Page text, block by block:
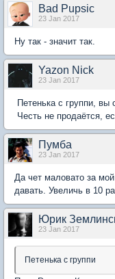
Bad Pupsic
23 Jan 2017
Ну так - значит так.
Yazon Nick
23 Jan 2017
Петенька с группи, вы
Честь не продаётся,
Пумба
23 Jan 2017
Да чет маловато за
давать. Увеличь в 10
Юрик
23 Jan 2017
Петенька с группи